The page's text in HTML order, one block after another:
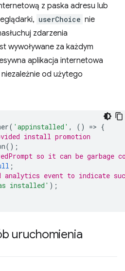
z paska adresu lub
userChoice nie
zdarzenia
wywoływane za każdym
aplikacja internetowa
od użytego
( 'appinstalled' , () => {
install promotion
();
so it can be garbage
;
analytics event to indicate
installed' );
uruchomienia